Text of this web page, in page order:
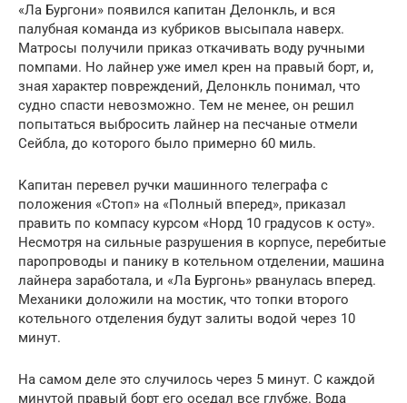
«Ла Бургони» появился капитан Делонкль, и вся
палубная команда из кубриков высыпала наверх.
Матросы получили приказ откачивать воду ручными
помпами. Но лайнер уже имел крен на правый борт, и,
зная характер повреждений, Делонкль понимал, что
судно спасти невозможно. Тем не менее, он решил
попытаться выбросить лайнер на песчаные отмели
Сейбла, до которого было примерно 60 миль.
Капитан перевел ручки машинного телеграфа с
положения «Стоп» на «Полный вперед», приказал
править по компасу курсом «Норд 10 градусов к осту».
Несмотря на сильные разрушения в корпусе, перебитые
паропроводы и панику в котельном отделении, машина
лайнера заработала, и «Ла Бургонь» рванулась вперед.
Механики доложили на мостик, что топки второго
котельного отделения будут залиты водой через 10
минут.
На самом деле это случилось через 5 минут. С каждой
минутой правый борт его оседал все глубже. Вода